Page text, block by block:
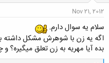
Nov 21, 2012
سلام یه سوال دارم.
اگه یه زن با شوهرش مشکل داشته
بده آیا مهریه به زن تعلق میگیره؟